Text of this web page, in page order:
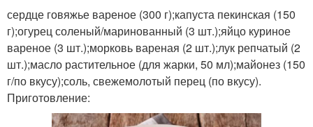
Салат с бараньим
сердцем
Салат из бараньего
сердца
Закуска из свиного
сердца
Сердца с сыром
сердце говяжье вареное (300 г);капуста пекинская (150
г);огурец соленый/маринованный (3 шт.);яйцо куриное
вареное (3 шт.);морковь вареная (2 шт.);лук репчатый (2
шт.);масло растительное (для жарки, 50 мл);майонез (150
г/по вкусу);соль, свежемолотый перец (по вкусу).
Приготовление: